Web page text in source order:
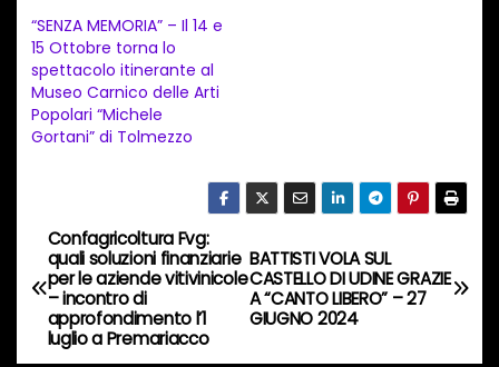
o
i
n
c
o
…
“SENZA MEMORIA” – Il 14 e
15 Ottobre torna lo
spettacolo itinerante al
Museo Carnico delle Arti
Popolari “Michele
Gortani” di Tolmezzo
N
a
v
BATTISTI VOLA SUL
CASTELLO DI UDINE GRAZIE
A “CANTO LIBERO” – 27
GIUGNO 2024
Confagricoltura Fvg:
quali soluzioni finanziarie
per le aziende vitivinicole
– incontro di
approfondimento l’1
luglio a Premariacco